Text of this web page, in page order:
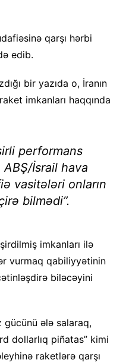
qarşı hərbi
edib.
bir yazıda o, İranın
imkanları haqqında
performans
İsrail hava
vasitələri onların
bilmədi”.
imkanları ilə
vurmaq qabiliyyətinin
biləcəyini
gücünü ələ salaraq,
dollarlıq piñatas” kimi
raketlərə qarşı